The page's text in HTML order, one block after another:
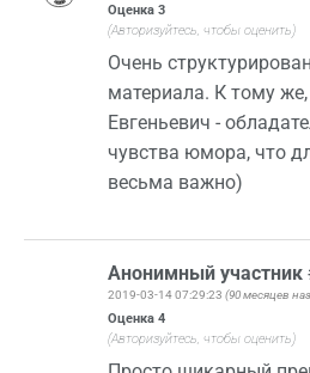
Оценка 3
(Авторизуйтесь, чтобы оценить)
Очень
материала. К тому же,
Евгеньевич -
чувства юмора, что
весьма важно)
Анонимный участник
2019-03-14 07:29:23 (90 месяцев
Оценка 4
(Авторизуйтесь, чтобы оценить)